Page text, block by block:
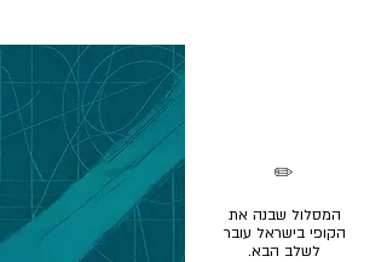
המסלול שבנה את
הקופי בישראל עובר
לשלב הבא.
✏️